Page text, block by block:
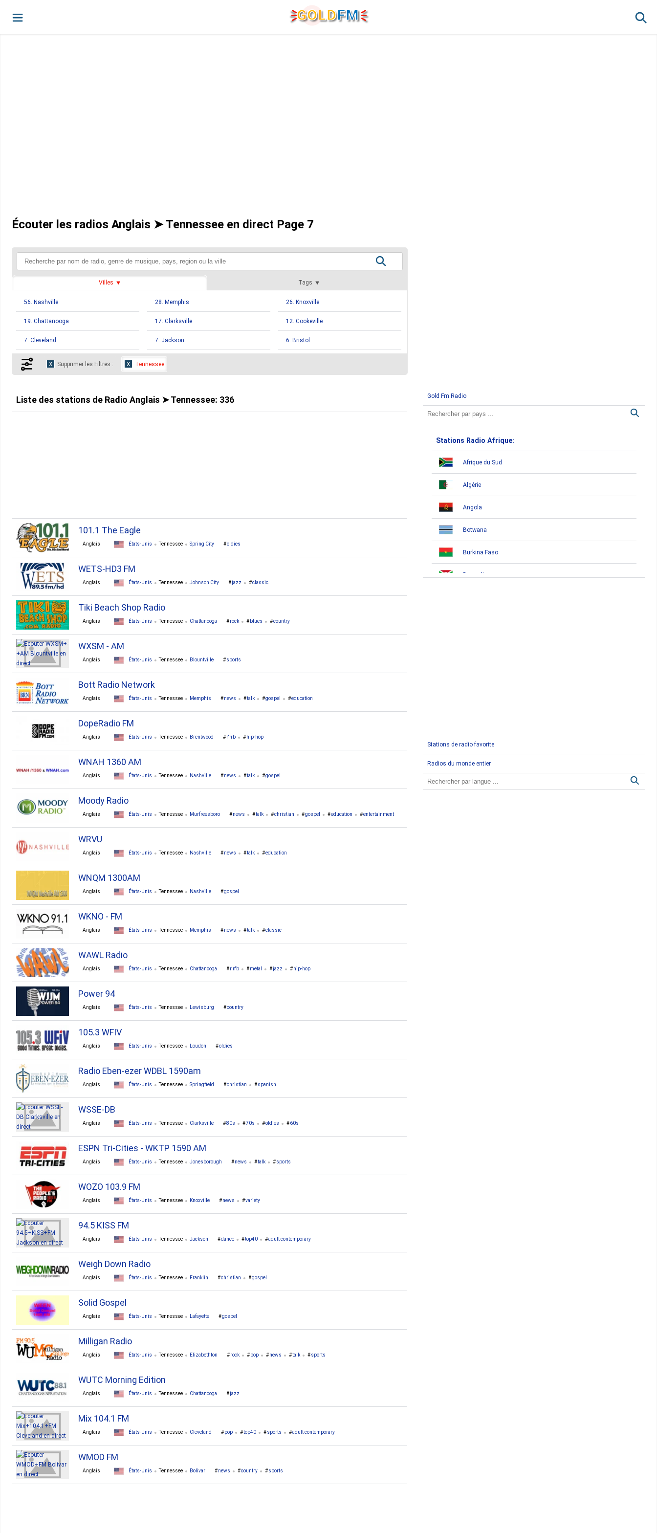
GOLDFM
Écouter les radios Anglais ➤ Tennessee en direct Page 7
Villes Tags
56. Nashville 28. Memphis 26. Knoxville
19. Chattanooga 17. Clarksville 12. Cookeville
7. Cleveland 7. Jackson 6. Bristol
6. Gallatin
4. Franklin 4. Wartburg
Supprimer les Filtres : Tennessee
Liste des stations de Radio Anglais ➤ Tennessee: 336
101.1 The Eagle
Anglais États-Unis Tennessee Spring City oldies
WETS-HD3 FM
Anglais États-Unis Tennessee Johnson City jazz classic
Tiki Beach Shop Radio
Anglais États-Unis Tennessee Chattanooga rock blues country
WXSM - AM
Anglais États-Unis Tennessee Blountville sports
Bott Radio Network
Anglais États-Unis Tennessee Memphis news talk gospel education
DopeRadio FM
Anglais États-Unis Tennessee Brentwood r'n'b hip-hop
WNAH 1360 AM
Anglais États-Unis Tennessee Nashville news talk gospel
Moody Radio
Anglais États-Unis Tennessee Murfreesboro news talk christian gospel education entertainment
WRVU
Anglais États-Unis Tennessee Nashville news talk education
WNQM 1300AM
Anglais États-Unis Tennessee Nashville gospel
WKNO - FM
Anglais États-Unis Tennessee Memphis news talk classic
WAWL Radio
Anglais États-Unis Tennessee Chattanooga r'n'b metal jazz hip-hop
Power 94
Anglais États-Unis Tennessee Lewisburg country
105.3 WFIV
Anglais États-Unis Tennessee Loudon oldies
Radio Eben-ezer WDBL 1590am
Anglais États-Unis Tennessee Springfield christian spanish
WSSE-DB
Anglais États-Unis Tennessee Clarksville 80s 70s oldies 60s
ESPN Tri-Cities - WKTP 1590 AM
Anglais États-Unis Tennessee Jonesborough news talk sports
WOZO 103.9 FM
Anglais États-Unis Tennessee Knoxville news variety
94.5 KISS FM
Anglais États-Unis Tennessee Jackson dance top40 adult contemporary
Weigh Down Radio
Anglais États-Unis Tennessee Franklin christian gospel
Solid Gospel
Anglais États-Unis Tennessee Lafayette gospel
Milligan Radio
Anglais États-Unis Tennessee Elizabethton rock pop news talk sports
WUTC Morning Edition
Anglais États-Unis Tennessee Chattanooga jazz
Mix 104.1 FM
Anglais États-Unis Tennessee Cleveland pop top40 sports adult contemporary
WMOD FM
Anglais États-Unis Tennessee Bolivar news country sports
Gold Fm Radio
Stations Radio Afrique:
Afrique du Sud
Algérie
Angola
Botwana
Burkina Faso
Burundi
Egypte
Stations de radio favorite
Radios du monde entier